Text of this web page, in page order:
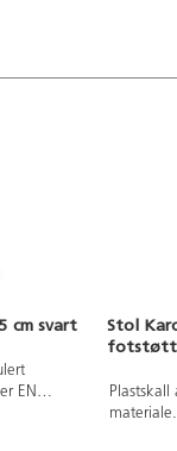
cm svart
EN
Stol